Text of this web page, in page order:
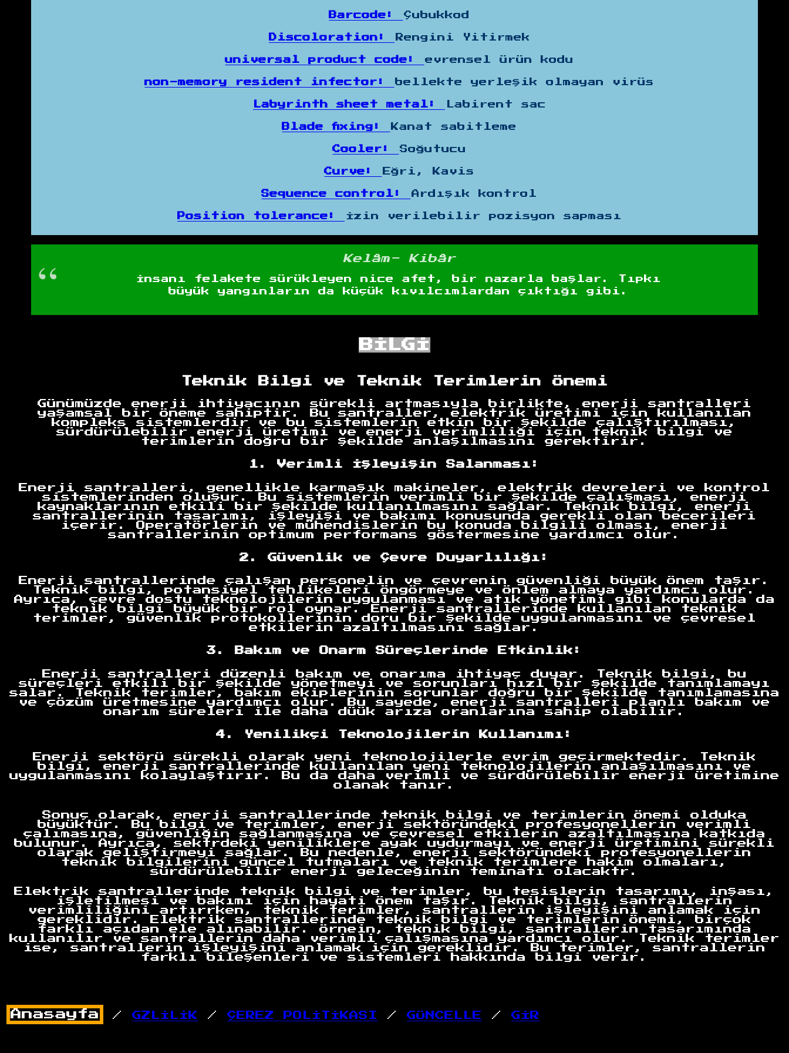
Barcode: Çubukkod
Discoloration: Rengini Yitirmek
universal product code: evrensel ürün kodu
non-memory resident infector: bellekte yerleşik olmayan virüs
Labyrinth sheet metal: Labirent sac
Blade fixing: Kanat sabitleme
Cooler: Soğutucu
Curve: Eğri, Kavis
Sequence control: Ardışık kontrol
Position tolerance: İzin verilebilir pozisyon sapması
Kelâm- Kibâr
İnsanı felakete sürükleyen nice afet, bir nazarla başlar. Tıpkı
büyük yangınların da küçük kıvılcımlardan çıktığı gibi.
BİLGİ
Teknik Bilgi ve Teknik Terimlerin Önemi
Günümüzde enerji ihtiyacının sürekli artmasıyla birlikte, enerji santralleri
yaşamsal bir öneme sahiptir. Bu santraller, elektrik üretimi için kullanılan
kompleks sistemlerdir ve bu sistemlerin etkin bir şekilde çalıştırılması,
sürdürülebilir enerji üretimi ve enerji verimliliği için teknik bilgi ve
terimlerin doğru bir şekilde anlaşılmasını gerektirir.
1. Verimli İşleyişin Salanması:
Enerji santralleri, genellikle karmaşık makineler, elektrik devreleri ve kontrol
sistemlerinden oluşur. Bu sistemlerin verimli bir şekilde çalışması, enerji
kaynaklarının etkili bir şekilde kullanılmasını sağlar. Teknik bilgi, enerji
santrallerinin tasarımı, işleyişi ve bakımı konusunda gerekli olan becerileri
içerir. Operatörlerin ve mühendislerin bu konuda bilgili olması, enerji
santrallerinin optimum performans göstermesine yardımcı olur.
2. Güvenlik ve Çevre Duyarlılığı:
Enerji santrallerinde çalışan personelin ve çevrenin güvenliği büyük önem taşır.
Teknik bilgi, potansiyel tehlikeleri öngörmeye ve önlem almaya yardımcı olur.
Ayrıca, çevre dostu teknolojilerin uygulanması ve atık yönetimi gibi konularda da
teknik bilgi büyük bir rol oynar. Enerji santrallerinde kullanılan teknik
terimler, güvenlik protokollerinin doru bir şekilde uygulanmasını ve çevresel
etkilerin azaltılmasını sağlar.
3. Bakım ve Onarm Süreçlerinde Etkinlik:
Enerji santralleri düzenli bakım ve onarıma ihtiyaç duyar. Teknik bilgi, bu
süreçleri etkili bir şekilde yönetmeyi ve sorunları hızl bir şekilde tanımlamayı
salar. Teknik terimler, bakım ekiplerinin sorunlar doğru bir şekilde tanımlamasına
ve çözüm üretmesine yardımcı olur. Bu sayede, enerji santralleri planlı bakım ve
onarım süreleri ile daha düük arıza oranlarına sahip olabilir.
4. Yenilikçi Teknolojilerin Kullanımı:
Enerji sektörü sürekli olarak yeni teknolojilerle evrim geçirmektedir. Teknik
bilgi, enerji santrallerinde kullanılan yeni teknolojilerin anlaşılmasını ve
uygulanmasını kolaylaştırır. Bu da daha verimli ve sürdürülebilir enerji üretimine
olanak tanır.
Sonuç olarak, enerji santrallerinde teknik bilgi ve terimlerin önemi olduka
büyüktür. Bu bilgi ve terimler, enerji sektöründeki profesyonellerin verimli
çalımasına, güvenliğin sağlanmasına ve çevresel etkilerin azaltılmasına katkıda
bulunur. Ayrıca, sektrdeki yeniliklere ayak uydurmayı ve enerji üretimini sürekli
olarak geliştirmeyi sağlar. Bu nedenle, enerji sektöründeki profesyonellerin
teknik bilgilerini güncel tutmaları ve teknik terimlere hakim olmaları,
sürdürülebilir enerji geleceğinin teminatı olacaktr.
Elektrik santrallerinde teknik bilgi ve terimler, bu tesislerin tasarımı, inşası,
işletilmesi ve bakımı için hayati önem taşır. Teknik bilgi, santrallerin
verimliliğini artırrken, teknik terimler, santrallerin işleyişini anlamak için
gereklidir. Elektrik santrallerinde teknik bilgi ve terimlerin önemi, birçok
farklı açıdan ele alınabilir. Örnein, teknik bilgi, santrallerin tasarımında
kullanılır ve santrallerin daha verimli çalışmasına yardımcı olur. Teknik terimler
ise, santrallerin işleyişini anlamak için gereklidir. Bu terimler, santrallerin
farklı bileşenleri ve sistemleri hakkında bilgi verir.
Anasayfa
/ GZLİLİK / ÇEREZ POLİTİKASI / GÜNCELLE / GİR